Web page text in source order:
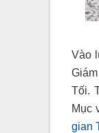
Vào
Tối.
Mục
gian